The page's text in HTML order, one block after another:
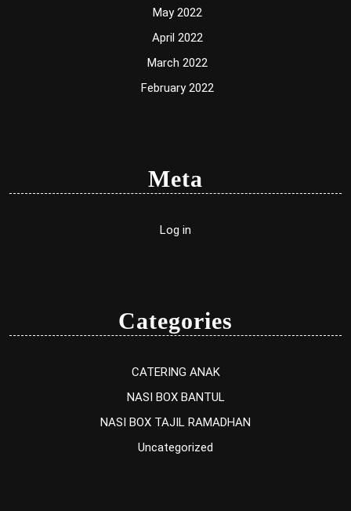
May 2022
April 2022
March 2022
February 2022
Meta
Log in
Categories
CATERING ANAK
NASI BOX BANTUL
NASI BOX TAJIL RAMADHAN
Uncategorized